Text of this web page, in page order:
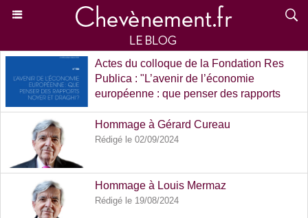
Actes du colloque de la Fondation Res
Publica : "L’avenir de l’économie
européenne : que penser des rapports
Rédigé le 02/04/2025
Hommage à Gérard Cureau
Rédigé le 02/09/2024
Hommage à Louis Mermaz
Rédigé le 19/08/2024